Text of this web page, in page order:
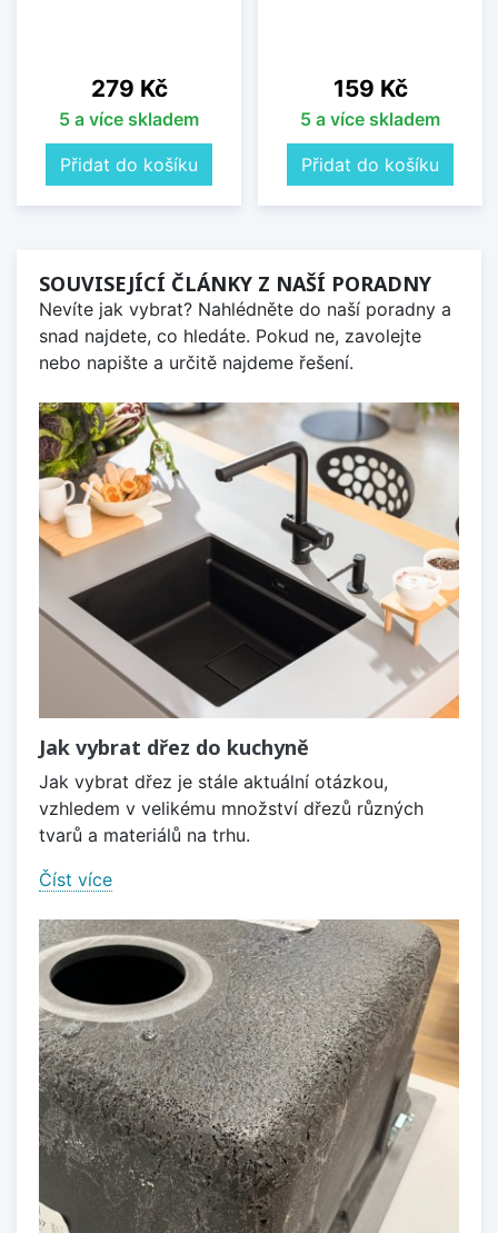
Cena
279 Kč
5 a více skladem
Přidat do košíku
Cena
159 Kč
5 a více skladem
Přidat do košíku
SOUVISEJÍCÍ ČLÁNKY Z NAŠÍ PORADNY
Nevíte jak vybrat? Nahlédněte do naší poradny a
snad najdete, co hledáte. Pokud ne, zavolejte
nebo napište a určitě najdeme řešení.
Jak vybrat dřez do kuchyně
Jak vybrat dřez je stále aktuální otázkou,
vzhledem v velikému množství dřezů různých
tvarů a materiálů na trhu.
Číst více